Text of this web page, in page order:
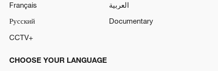
Français
العربية
Русский
Documentary
CCTV+
CHOOSE YOUR LANGUAGE